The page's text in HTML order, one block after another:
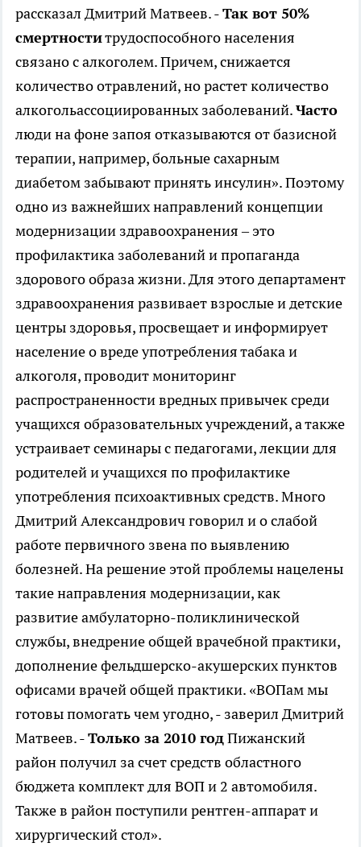
рассказал Дмитрий Матвеев. -Так вот 50%
смертноститрудоспособного населения
связано с алкоголем. Причем, снижается
количество отравлений, но растет количество
алкогольассоциированных заболеваний.Часто
люди на фоне запоя отказываются от базисной
терапии, например, больные сахарным
диабетом забывают принять инсулин». Поэтому
одно из важнейших направлений концепции
модернизации здравоохранения – это
профилактика заболеваний и пропаганда
здорового образа жизни. Для этого департамент
здравоохранения развивает взрослые и детские
центры здоровья, просвещает и информирует
население о вреде употребления табака и
алкоголя, проводит мониторинг
распространенности вредных привычек среди
учащихся образовательных учреждений, а также
устраивает семинары с педагогами, лекции для
родителей и учащихся по профилактике
употребления психоактивных средств. Много
Дмитрий Александрович говорил и о слабой
работе первичного звена по выявлению
болезней. На решение этой проблемы нацелены
такие направления модернизации, как
развитие амбулаторно-поликлинической
службы, внедрение общей врачебной практики,
дополнение фельдшерско-акушерских пунктов
офисами врачей общей практики. «ВОПам мы
готовы помогать чем угодно, - заверил Дмитрий
Матвеев. -Только за 2010 годПижанский
район получил за счет средств областного
бюджета комплект для ВОП и 2 автомобиля.
Также в район поступили рентген-аппарат и
хирургический стол».